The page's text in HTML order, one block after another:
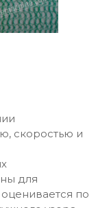
скоростью и
для
по